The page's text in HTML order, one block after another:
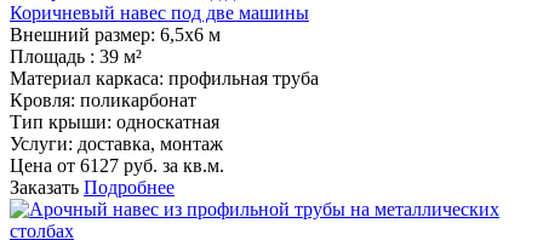
Коричневый навес под две машины
Внешний размер: 6,5х6 м
Площадь : 39 м²
Материал каркаса: профильная труба
Кровля: поликарбонат
Тип крыши: односкатная
Услуги: доставка, монтаж
Цена от 6127 руб. за кв.м.
Заказать Подробнее